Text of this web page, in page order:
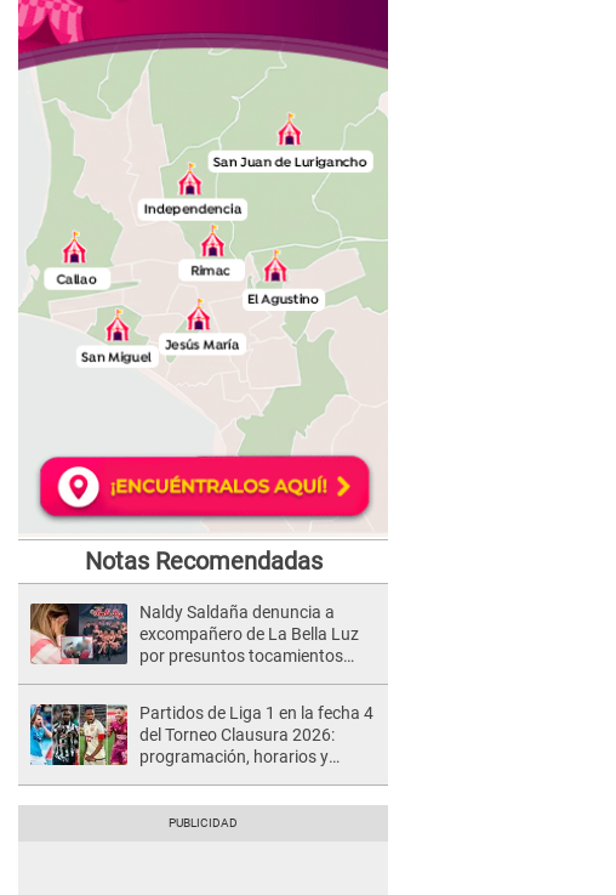
Notas Recomendadas
Naldy Saldaña denuncia a
excompañero de La Bella Luz
por presuntos tocamientos
Partidos de Liga 1 en la fecha 4
del Torneo Clausura 2026:
programación, horarios y